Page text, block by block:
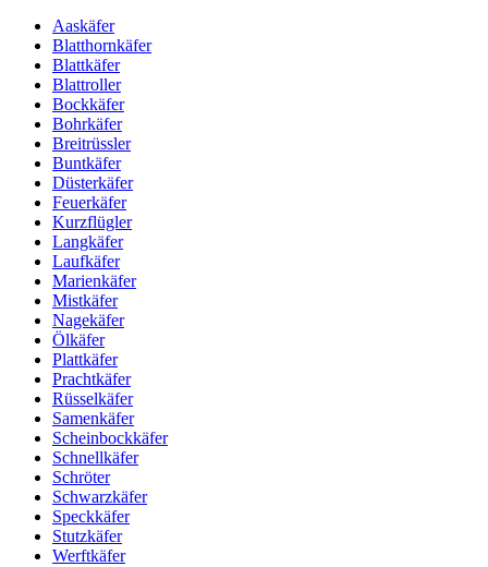
Aaskäfer
Blatthornkäfer
Blattkäfer
Blattroller
Bockkäfer
Bohrkäfer
Breitrüssler
Buntkäfer
Düsterkäfer
Feuerkäfer
Kurzflügler
Langkäfer
Laufkäfer
Marienkäfer
Mistkäfer
Nagekäfer
Ölkäfer
Plattkäfer
Prachtkäfer
Rüsselkäfer
Samenkäfer
Scheinbockkäfer
Schnellkäfer
Schröter
Schwarzkäfer
Speckkäfer
Stutzkäfer
Werftkäfer